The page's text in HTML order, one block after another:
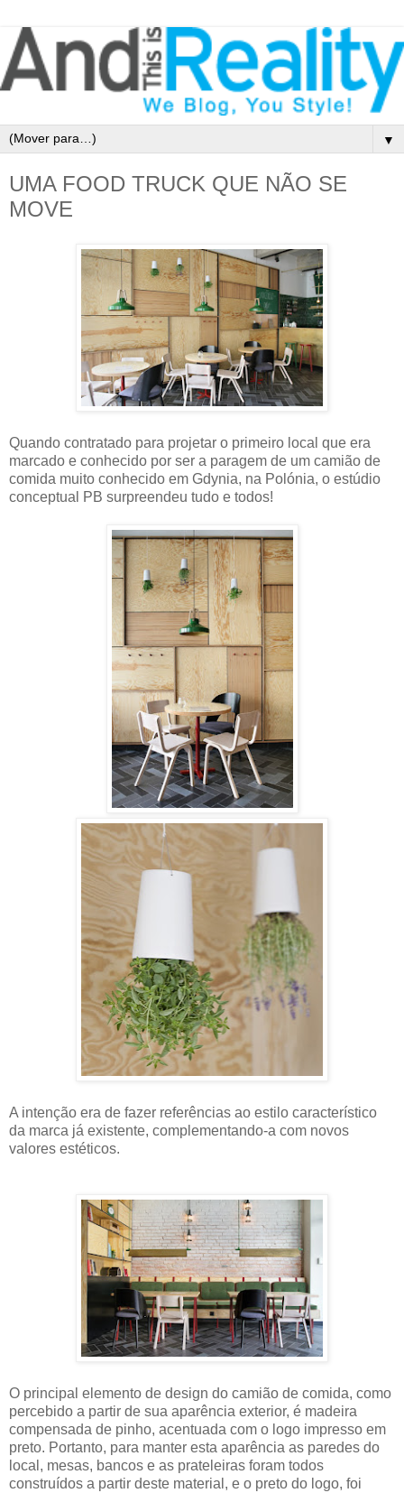
▼
UMA FOOD TRUCK QUE NÃO SE
MOVE
Quando contratado para projetar o primeiro local que era
marcado e conhecido por ser a paragem de um camião de
comida muito conhecido em Gdynia, na Polónia, o estúdio
conceptual PB surpreendeu tudo e todos!
A intenção era de fazer referências ao estilo característico
da marca já existente, complementando-a com novos
valores estéticos.
O principal elemento de design do camião de comida, como
percebido a partir de sua aparência exterior, é madeira
compensada de pinho, acentuada com o logo impresso em
preto. Portanto, para manter esta aparência as paredes do
local, mesas, bancos e as prateleiras foram todos
construídos a partir deste material, e o preto do logo, foi